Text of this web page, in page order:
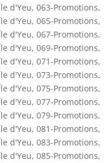
d'Yeu, 063-Promotions,
d'Yeu, 065-Promotions,
d'Yeu, 067-Promotions,
d'Yeu, 069-Promotions,
d'Yeu, 071-Promotions,
d'Yeu, 073-Promotions,
d'Yeu, 075-Promotions,
d'Yeu, 077-Promotions,
d'Yeu, 079-Promotions,
d'Yeu, 081-Promotions,
d'Yeu, 083-Promotions,
d'Yeu, 085-Promotions,